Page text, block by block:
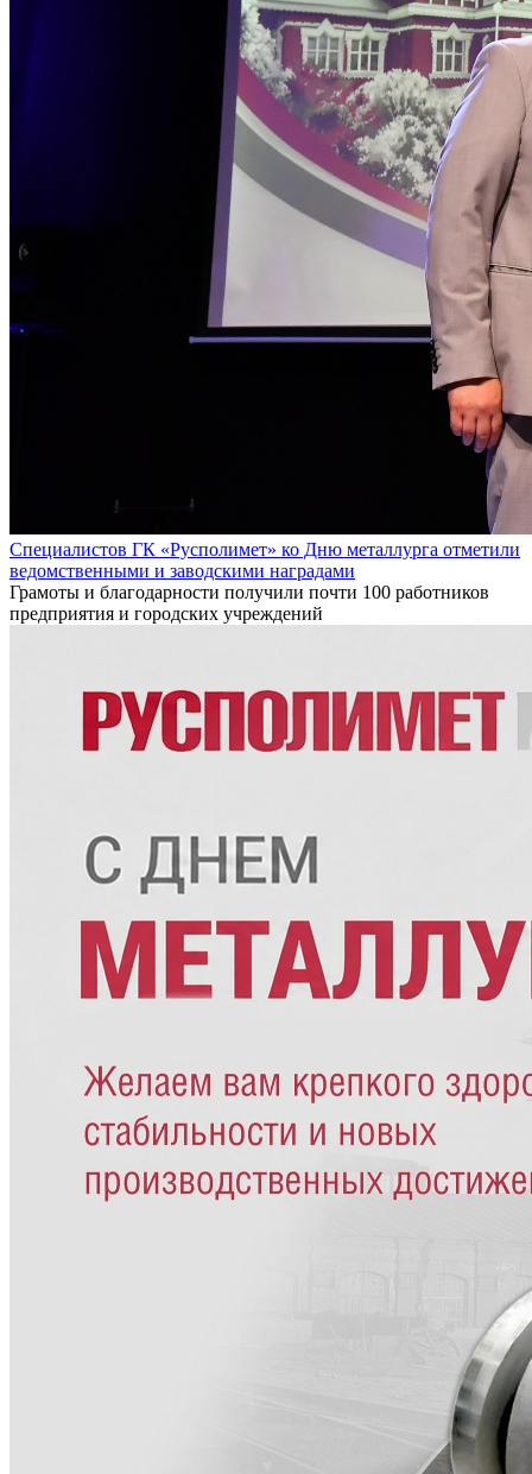
Специалистов ГК «Русполимет» ко Дню металлурга отметили
ведомственными и заводскими наградами
Грамоты и благодарности получили почти 100 работников
предприятия и городских учреждений